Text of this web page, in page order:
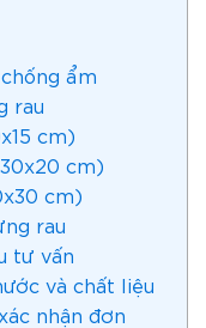
ẩm
rau
cm)
cm)
cm)
rau
tư vấn
và chất liệu
nhận đơn